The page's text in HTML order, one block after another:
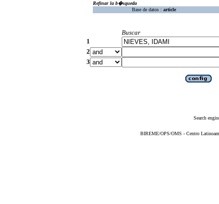
Refinar la b�squeda
Base de datos : article
Buscar
1
2
3
Search
BIREME/OPS/OMS - Centro